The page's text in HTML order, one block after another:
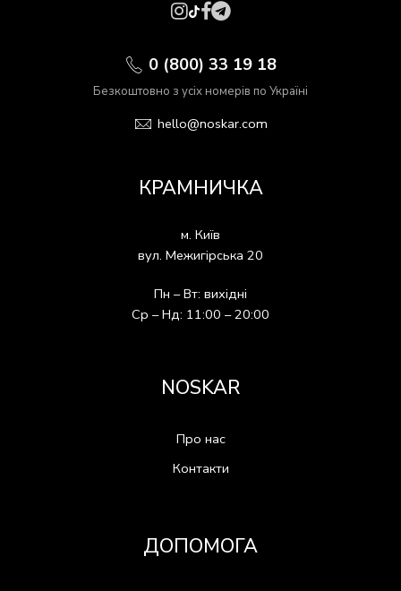
0 (800) 33 19 18
Безкоштовно з усіх номерів по Україні
hello@noskar.com
КРАМНИЧКА
м. Київ
вул. Межигірська 20
Пн – Вт: вихідні
Ср – Нд: 11:00 – 20:00
NOSKAR
Про нас
Контакти
ДОПОМОГА